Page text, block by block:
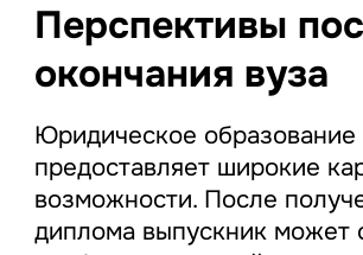
Перспективы
окончания вуза
Юридическое образование
предоставляет широкие
возможности. После
диплома выпускник может